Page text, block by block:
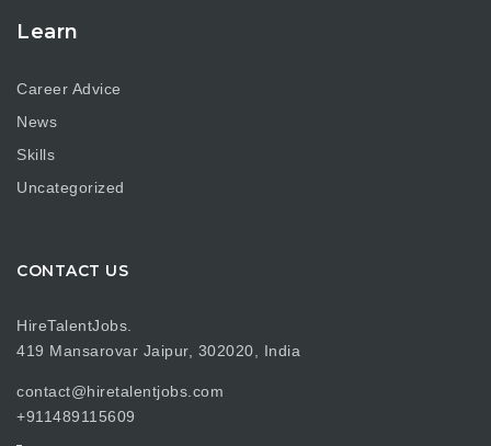
Learn
Career Advice
News
Skills
Uncategorized
CONTACT US
HireTalentJobs.
419 Mansarovar Jaipur, 302020, India
contact@hiretalentjobs.com
+911489115609